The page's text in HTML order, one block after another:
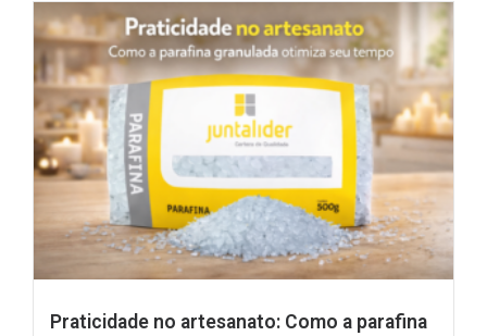
Praticidade no artesanato: Como a parafina